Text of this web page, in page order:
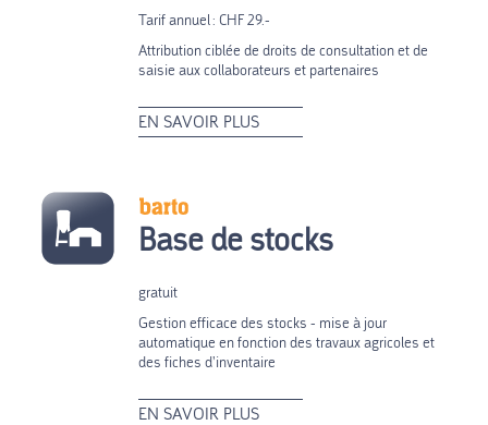
Tarif annuel : CHF 29.-
Attribution ciblée de droits de consultation et de
saisie aux collaborateurs et partenaires
EN SAVOIR PLUS
Base de stocks
gratuit
Gestion efficace des stocks - mise à jour
automatique en fonction des travaux agricoles et
des fiches d’inventaire
EN SAVOIR PLUS